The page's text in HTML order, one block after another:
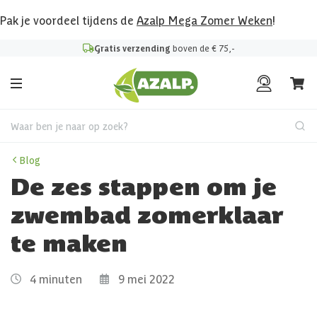
Pak je voordeel tijdens de Azalp Mega Zomer Weken!
Gratis verzending boven de € 75,-
Waar ben je naar op zoek?
Blog
De zes stappen om je
zwembad zomerklaar
te maken
4 minuten 9 mei 2022